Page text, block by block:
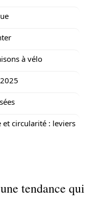
à vélo
circularité : leviers
tendance qui